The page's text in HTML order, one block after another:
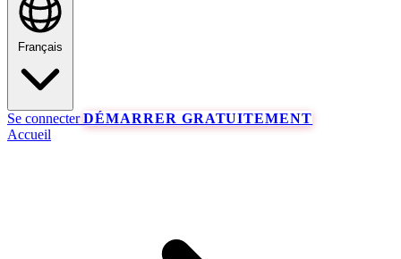
Français
Se connecterDÉMARRER GRATUITEMENT
Accueil